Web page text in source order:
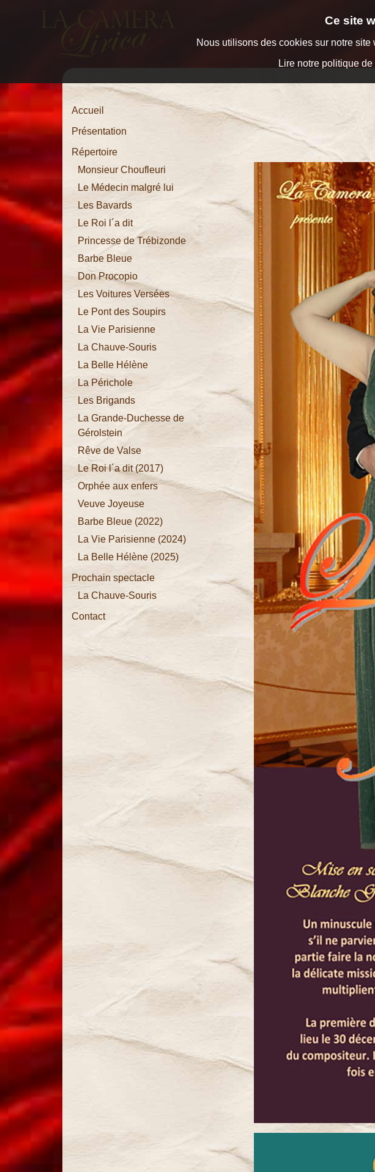
Ce site
Nous utilisons des cookies sur notre
Lire notre politique
Répertoire
Monsieur
Choufleuri
Médecin
Les
Bavards
Princesse
de
Trébizonde
Barbe
Bleue
Procopio
Voitures
Versées
Le Pont
Soupirs
La Vie
La
Périchole
Les
Brigands
Duchesse
Gérolstein
Rêve de
dit (2017)
Orphée
aux enfers
Veuve
Joyeuse
(2022)
La Vie
Parisienne
(2024)
La Belle
Accueil
Présentation
Répertoire
Monsieur Choufleuri
Le Médecin malgré lui
Les Bavards
Le Roi l´a dit
Princesse de Trébizonde
Barbe Bleue
Don Procopio
Les Voitures Versées
Le Pont des Soupirs
La Vie Parisienne
La Chauve-Souris
La Belle Hélène
La Périchole
Les Brigands
La Grande-Duchesse de
Gérolstein
Rêve de Valse
Le Roi l´a dit (2017)
Orphée aux enfers
Veuve Joyeuse
Barbe Bleue (2022)
La Vie Parisienne (2024)
La Belle Hélène (2025)
Prochain spectacle
La Chauve-Souris
Contact